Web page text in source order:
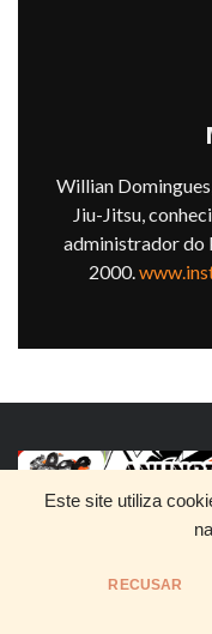
Este site utiliza
RECUSAR
Willian
Jiu-Jitsu,
administrador do
2000.
HOME QUEM